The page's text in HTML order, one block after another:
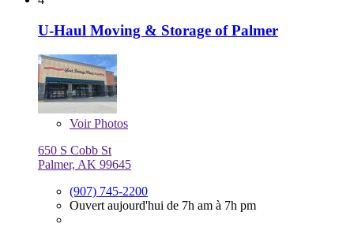
U-Haul Moving & Storage of Palmer
VoirPhotos
650 S Cobb St
Palmer, AK 99645
(907) 745-2200
Ouvert aujourd'hui de 7h am à 7h pm